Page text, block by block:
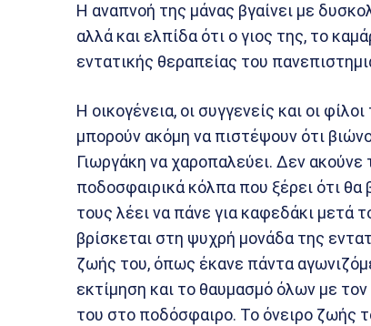
Η αναπνοή της μάνας βγαίνει με
αλλά και ελπίδα ότι ο γιος της, το
εντατικής θεραπείας του
Η οικογένεια, οι συγγενείς και οι
μπορούν ακόμη να πιστέψουν ότι
Γιωργάκη να χαροπαλεύει. Δεν ακούνε
ποδοσφαιρικά κόλπα που ξέρει ότι
τους λέει να πάνε για καφεδάκι μετά
βρίσκεται στη ψυχρή μονάδα της
ζωής του, όπως έκανε πάντα
εκτίμηση και το θαυμασμό όλων με
του στο ποδόσφαιρο. Το όνειρο ζωής